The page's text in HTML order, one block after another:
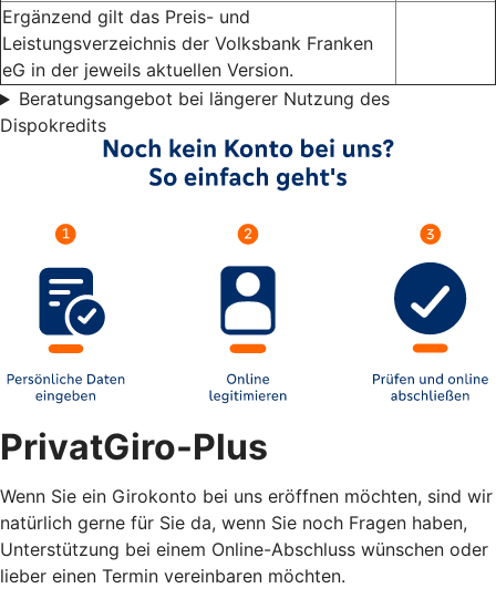
Ergänzend gilt das Preis- und
Leistungsverzeichnis der Volksbank Franken
eG in der jeweils aktuellen Version.
Beratungsangebot bei längerer Nutzung des
Dispokredits
PrivatGiro-Plus
Wenn Sie ein Girokonto bei uns eröffnen möchten, sind wir
natürlich gerne für Sie da, wenn Sie noch Fragen haben,
Unterstützung bei einem Online-Abschluss wünschen oder
lieber einen Termin vereinbaren möchten.